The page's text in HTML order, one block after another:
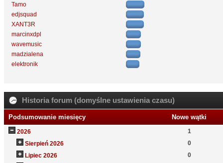
Tamo
edjsquad
XANT3R
marcinxdpl
wavemusic
madzialena
elektronik
Historia forum (domyślne ustawienia czasu)
Podsumowanie miesięcy Nowe wątki
2026
1
Sierpień 2026
0
Lipiec 2026
0